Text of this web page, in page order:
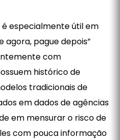
especialmente útil em
agora, pague depois”
com
histórico de
tradicionais de
em dados de agências
em mensurar o risco de
com pouca informação